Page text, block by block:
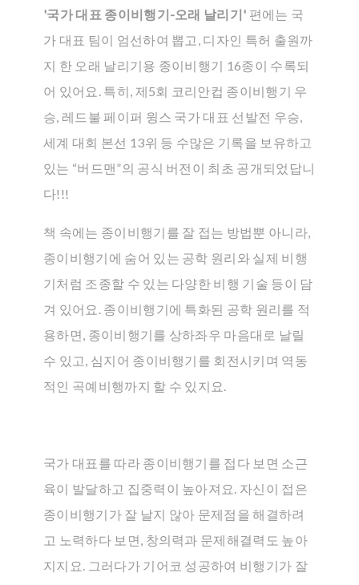
'국가 대표 종이비행기-오래 날리기' 편에는 국
가 대표 팀이 엄선하여 뽑고, 디자인 특허 출원까
지 한 오래 날리기용 종이비행기 16종이 수록되
어 있어요. 특히, 제5회 코리안컵 종이비행기 우
승, 레드불 페이퍼 윙스 국가 대표 선발전 우승,
세계 대회 본선 13위 등 수많은 기록을 보유하고
있는 “버드맨”의 공식 버전이 최초 공개되었답니
다!!!
책 속에는 종이비행기를 잘 접는 방법뿐 아니라,
종이비행기에 숨어 있는 공학 원리와 실제 비행
기처럼 조종할 수 있는 다양한 비행 기술 등이 담
겨 있어요. 종이비행기에 특화된 공학 원리를 적
용하면, 종이비행기를 상하좌우 마음대로 날릴
수 있고, 심지어 종이비행기를 회전시키며 역동
적인 곡예비행까지 할 수 있지요.
국가 대표를 따라 종이비행기를 접다 보면 소근
육이 발달하고 집중력이 높아져요. 자신이 접은
종이비행기가 잘 날지 않아 문제점을 해결하려
고 노력하다 보면, 창의력과 문제해결력도 높아
지지요. 그러다가 기어코 성공하여 비행기가 잘